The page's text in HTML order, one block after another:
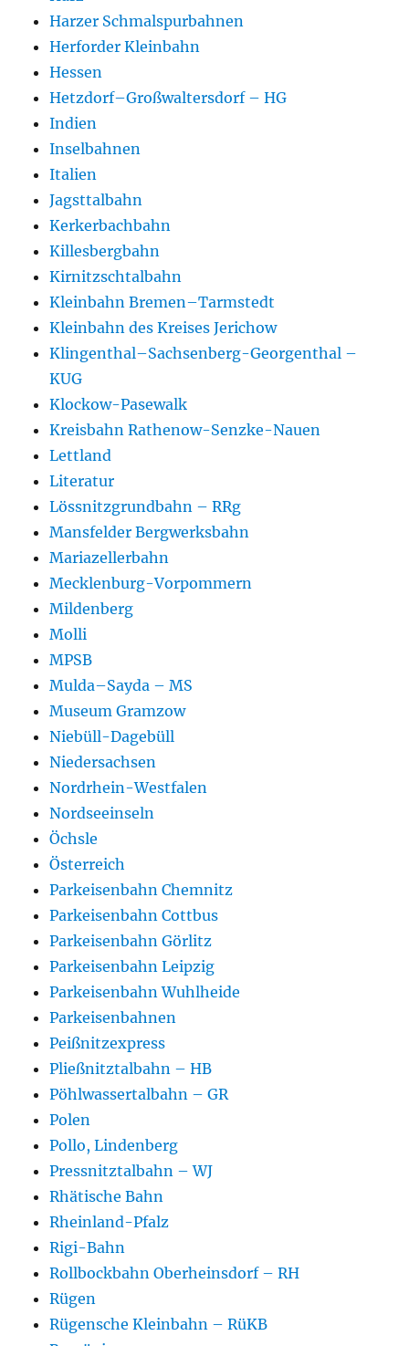
Harzer Schmalspurbahnen
Herforder Kleinbahn
Hessen
Hetzdorf–Großwaltersdorf – HG
Indien
Inselbahnen
Italien
Jagsttalbahn
Kerkerbachbahn
Killesbergbahn
Kirnitzschtalbahn
Kleinbahn Bremen–Tarmstedt
Kleinbahn des Kreises Jerichow
Klingenthal–Sachsenberg-Georgenthal –
KUG
Klockow-Pasewalk
Kreisbahn Rathenow-Senzke-Nauen
Lettland
Literatur
Lössnitzgrundbahn – RRg
Mansfelder Bergwerksbahn
Mariazellerbahn
Mecklenburg-Vorpommern
Mildenberg
Molli
MPSB
Mulda–Sayda – MS
Museum Gramzow
Niebüll-Dagebüll
Niedersachsen
Nordrhein-Westfalen
Nordseeinseln
Öchsle
Österreich
Parkeisenbahn Chemnitz
Parkeisenbahn Cottbus
Parkeisenbahn Görlitz
Parkeisenbahn Leipzig
Parkeisenbahn Wuhlheide
Parkeisenbahnen
Peißnitzexpress
Pließnitztalbahn – HB
Pöhlwassertalbahn – GR
Polen
Pollo, Lindenberg
Pressnitztalbahn – WJ
Rhätische Bahn
Rheinland-Pfalz
Rigi-Bahn
Rollbockbahn Oberheinsdorf – RH
Rügen
Rügensche Kleinbahn – RüKB